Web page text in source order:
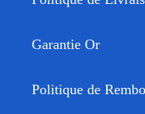
Garantie Or
Politique de